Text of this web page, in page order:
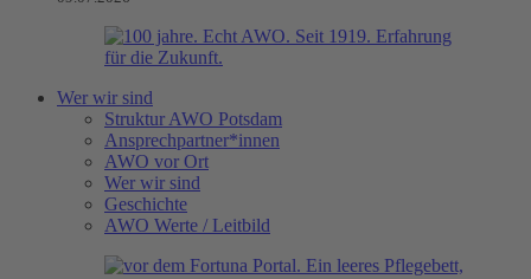
Wer wir sind
Struktur AWO Potsdam
Ansprechpartner*innen
AWO vor Ort
Wer wir sind
Geschichte
AWO Werte / Leitbild